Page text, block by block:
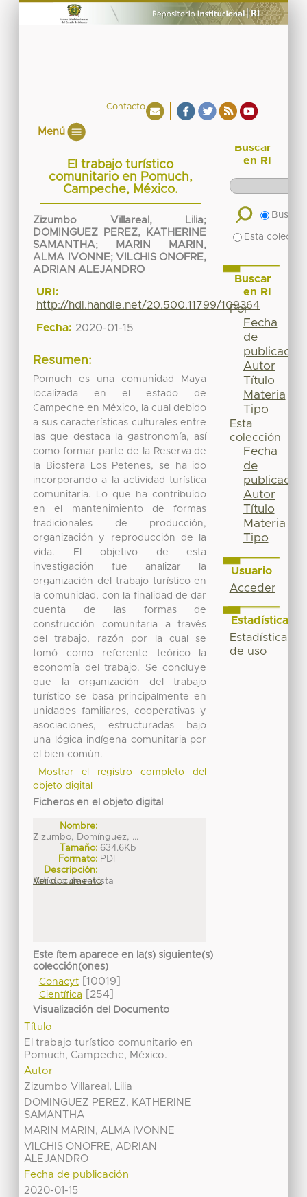
Contacto
Menú
El trabajo turístico
comunitario en Pomuch,
Campeche, México.
Zizumbo Villareal, Lilia;
DOMINGUEZ PEREZ, KATHERINE
SAMANTHA;
MARIN MARIN,
ALMA IVONNE; VILCHIS ONOFRE,
ADRIAN ALEJANDRO
URI:
http://hdl.handle.net/20.500.11799/109364
Fecha: 2020-01-15
Resumen:
Pomuch es una comunidad Maya
localizada en el estado de
Campeche en México, la cual debido
a sus características culturales entre
las que destaca la gastronomía, así
como formar parte de la Reserva de
la Biosfera Los Petenes, se ha ido
incorporando a la actividad turística
comunitaria. Lo que ha contribuido
en el mantenimiento de formas
tradicionales de producción,
organización y reproducción de la
vida. El objetivo de esta
investigación fue analizar la
organización del trabajo turístico en
la comunidad, con la finalidad de dar
cuenta de las formas de
construcción comunitaria a través
del trabajo, razón por la cual se
tomó como referente teórico la
economía del trabajo. Se concluye
que la organización del trabajo
turístico se basa principalmente en
unidades familiares, cooperativas y
asociaciones, estructuradas bajo
una lógica indígena comunitaria por
el bien común.
Mostrar el registro completo del
objeto digital
Ficheros en el objeto digital
Nombre:
Zizumbo, Domínguez, ...
Tamaño: 634.6Kb
Formato: PDF
Descripción:
Artículo de revista
Ver documento
Este ítem aparece en la(s) siguiente(s)
colección(ones)
Conacyt[10019]
Científica[254]
Visualización del Documento
Título
El trabajo turístico comunitario en
Pomuch, Campeche, México.
Autor
Zizumbo Villareal, Lilia
DOMINGUEZ PEREZ, KATHERINE
SAMANTHA
MARIN MARIN, ALMA IVONNE
VILCHIS ONOFRE, ADRIAN
ALEJANDRO
Fecha de publicación
2020-01-15
Buscar
en RI
Buscar
Esta
Buscar
en RI
Por
Fecha
de
publicación
Autor
Título
Materia
Tipo
Esta
colección
Fecha
de
publicación
Autor
Título
Materia
Tipo
Usuario
Acceder
Estadísticas
Estadísticas
de uso